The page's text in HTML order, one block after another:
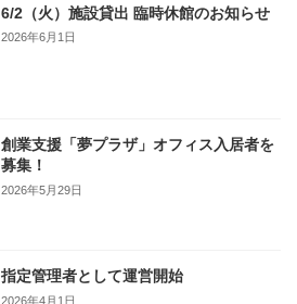
6/2（火）施設貸出 臨時休館のお知らせ
2026年6月1日
創業支援「夢プラザ」オフィス入居者を
募集！
2026年5月29日
指定管理者として運営開始
2026年4月1日